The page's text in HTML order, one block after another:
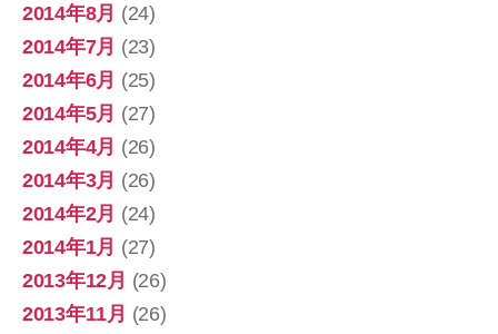
2014年8月 (24)
2014年7月 (23)
2014年6月 (25)
2014年5月 (27)
2014年4月 (26)
2014年3月 (26)
2014年2月 (24)
2014年1月 (27)
2013年12月 (26)
2013年11月 (26)